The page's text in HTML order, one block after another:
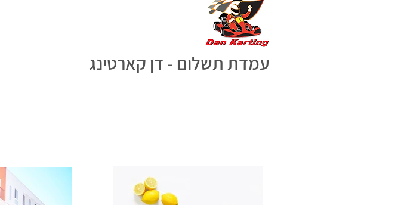
עמדת תשלום - דן קארטינג